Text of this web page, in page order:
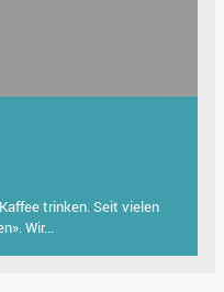
trinken. Seit vielen
Wir...